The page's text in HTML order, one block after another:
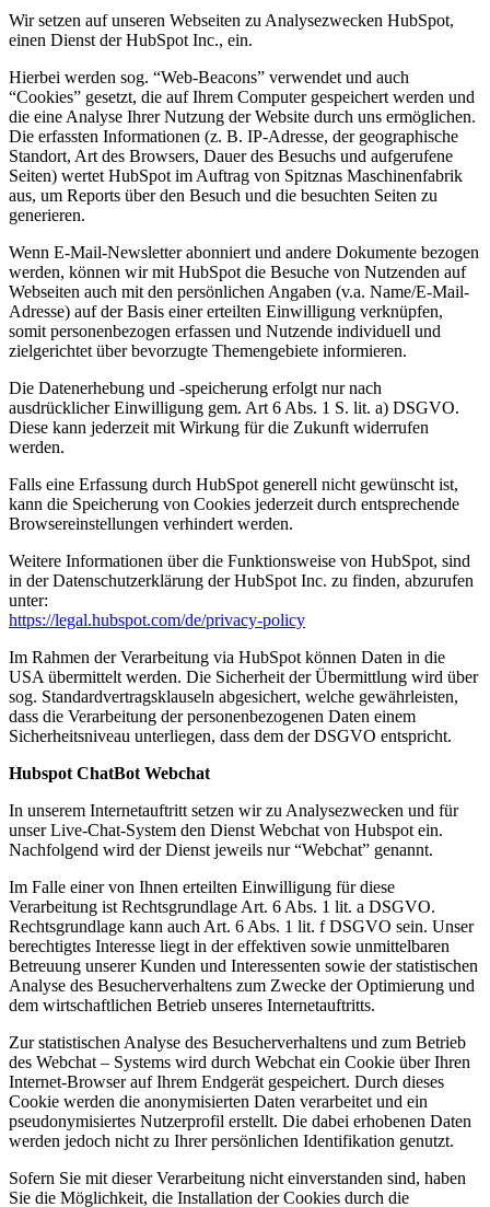
Wir setzen auf unseren Webseiten zu Analysezwecken HubSpot,
einen Dienst der HubSpot Inc., ein.
Hierbei werden sog. “Web-Beacons” verwendet und auch
“Cookies” gesetzt, die auf Ihrem Computer gespeichert werden und
die eine Analyse Ihrer Nutzung der Website durch uns ermöglichen.
Die erfassten Informationen (z. B. IP-Adresse, der geographische
Standort, Art des Browsers, Dauer des Besuchs und aufgerufene
Seiten) wertet HubSpot im Auftrag von Spitznas Maschinenfabrik
aus, um Reports über den Besuch und die besuchten Seiten zu
generieren.
Wenn E-Mail-Newsletter abonniert und andere Dokumente bezogen
werden, können wir mit HubSpot die Besuche von Nutzenden auf
Webseiten auch mit den persönlichen Angaben (v.a. Name/E-Mail-
Adresse) auf der Basis einer erteilten Einwilligung verknüpfen,
somit personenbezogen erfassen und Nutzende individuell und
zielgerichtet über bevorzugte Themengebiete informieren.
Die Datenerhebung und -speicherung erfolgt nur nach
ausdrücklicher Einwilligung gem. Art 6 Abs. 1 S. lit. a) DSGVO.
Diese kann jederzeit mit Wirkung für die Zukunft widerrufen
werden.
Falls eine Erfassung durch HubSpot generell nicht gewünscht ist,
kann die Speicherung von Cookies jederzeit durch entsprechende
Browsereinstellungen verhindert werden.
Weitere Informationen über die Funktionsweise von HubSpot, sind
in der Datenschutzerklärung der HubSpot Inc. zu finden, abzurufen
unter:
https://legal.hubspot.com/de/privacy-policy
Im Rahmen der Verarbeitung via HubSpot können Daten in die
USA übermittelt werden. Die Sicherheit der Übermittlung wird über
sog. Standardvertragsklauseln abgesichert, welche gewährleisten,
dass die Verarbeitung der personenbezogenen Daten einem
Sicherheitsniveau unterliegen, dass dem der DSGVO entspricht.
Hubspot ChatBot Webchat
In unserem Internetauftritt setzen wir zu Analysezwecken und für
unser Live-Chat-System den Dienst Webchat von Hubspot ein.
Nachfolgend wird der Dienst jeweils nur “Webchat” genannt.
Im Falle einer von Ihnen erteilten Einwilligung für diese
Verarbeitung ist Rechtsgrundlage Art. 6 Abs. 1 lit. a DSGVO.
Rechtsgrundlage kann auch Art. 6 Abs. 1 lit. f DSGVO sein. Unser
berechtigtes Interesse liegt in der effektiven sowie unmittelbaren
Betreuung unserer Kunden und Interessenten sowie der statistischen
Analyse des Besucherverhaltens zum Zwecke der Optimierung und
dem wirtschaftlichen Betrieb unseres Internetauftritts.
Zur statistischen Analyse des Besucherverhaltens und zum Betrieb
des Webchat – Systems wird durch Webchat ein Cookie über Ihren
Internet-Browser auf Ihrem Endgerät gespeichert. Durch dieses
Cookie werden die anonymisierten Daten verarbeitet und ein
pseudonymisiertes Nutzerprofil erstellt. Die dabei erhobenen Daten
werden jedoch nicht zu Ihrer persönlichen Identifikation genutzt.
Sofern Sie mit dieser Verarbeitung nicht einverstanden sind, haben
Sie die Möglichkeit, die Installation der Cookies durch die